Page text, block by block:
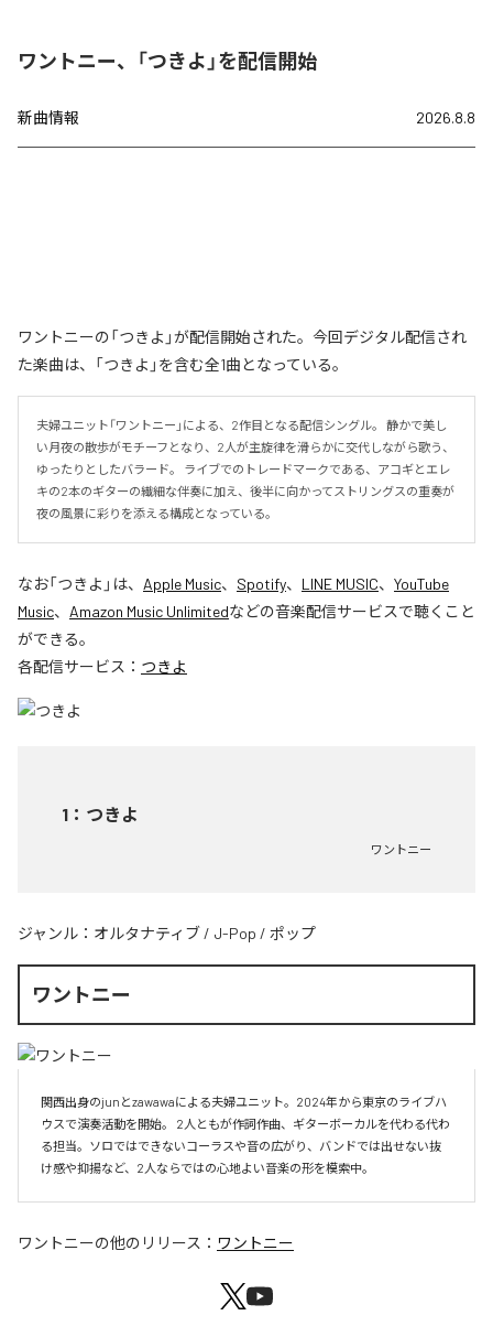
ワントニー、「つきよ」を配信開始
新曲情報 2026.8.8
ワントニーの「つきよ」が配信開始された。今回デジタル配信され
た楽曲は、「つきよ」を含む全1曲となっている。
夫婦ユニット「ワントニー」による、2作目となる配信シングル。 静かで美し
い月夜の散歩がモチーフとなり、2人が主旋律を滑らかに交代しながら歌う、
ゆったりとしたバラード。 ライブでのトレードマークである、アコギとエレ
キの2本のギターの繊細な伴奏に加え、後半に向かってストリングスの重奏が
夜の風景に彩りを添える構成となっている。
なお「つきよ 」は、 Apple Music、 Spotify、 LINE MUSIC、 YouTube
Music、 Amazon Music Unlimitedなどの音楽配信サービスで聴くこと
ができる。
各配信サービス： つきよ
1 ： つきよ
ワントニー
ジャンル： オルタナティブ / J-Pop / ポップ
ワントニー
関西出身のjunとzawawaによる夫婦ユニット。2024年から東京のライブハ
ウスで演奏活動を開始。 2人ともが作詞作曲、ギターボーカルを代わる代わ
る担当。ソロではできないコーラスや音の広がり、バンドでは出せない抜
け感や抑揚など、2人ならではの心地よい音楽の形を模索中。
ワントニーの他のリリース： ワントニー